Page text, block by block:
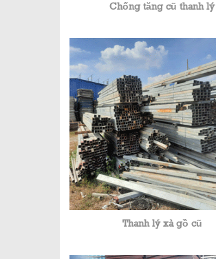
Chống tăng cũ thanh lý
Thanh lý xà gồ cũ